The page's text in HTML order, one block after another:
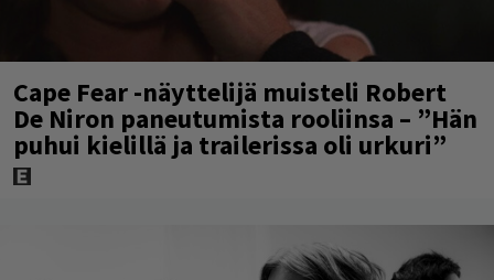
Cape Fear -näyttelijä muisteli Robert
De Niron paneutumista rooliinsa – ”Hän
puhui kielillä ja trailerissa oli urkuri”